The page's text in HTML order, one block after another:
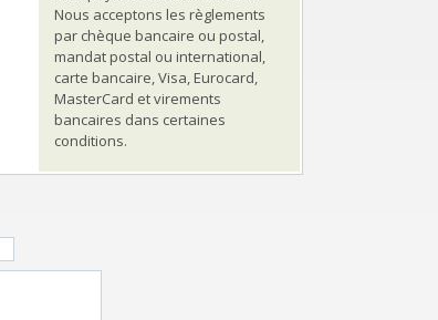
Nous acceptons les règlements
par chèque bancaire ou postal,
mandat postal ou international,
carte bancaire, Visa, Eurocard,
MasterCard et virements
bancaires dans certaines
conditions.